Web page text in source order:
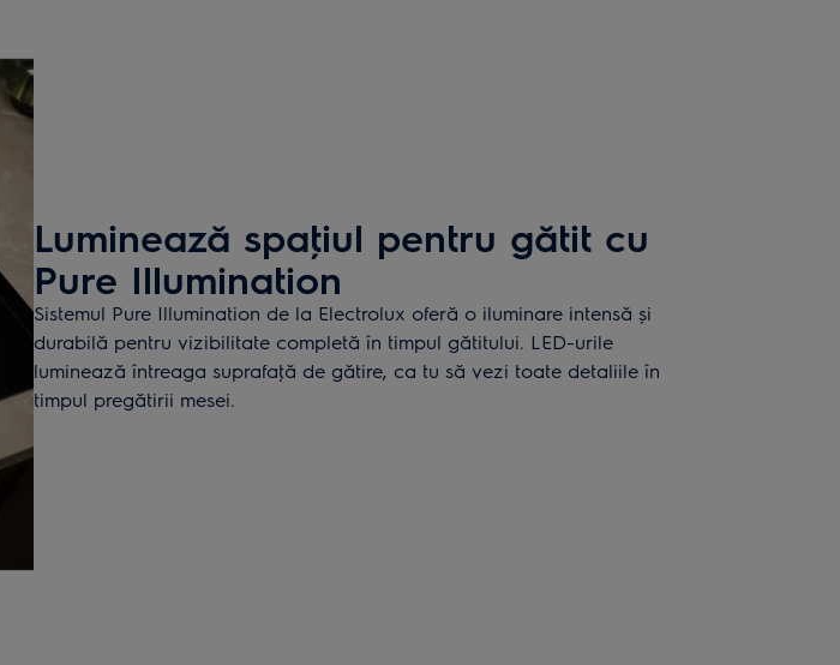
Luminează spaţiul pentru gătit cu
Pure Illumination
Sistemul Pure Illumination de la Electrolux oferă o iluminare intensă și
durabilă pentru vizibilitate completă în timpul gătitului. LED-urile
luminează întreaga suprafaţă de gătire, ca tu să vezi toate detaliile în
timpul pregătirii mesei.